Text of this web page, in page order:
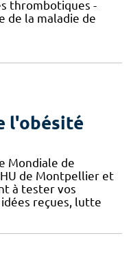
thrombotiques -
de la maladie de
l'obésité
Mondiale de
de Montpellier et
à tester vos
reçues, lutte